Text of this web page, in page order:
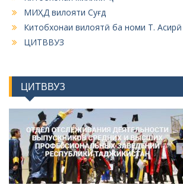
МИҲД вилояти Суғд
Китобхонаи вилоятӣ ба номи Т. Асирӣ
ЦИТВВУЗ
ЦИТВВУЗ